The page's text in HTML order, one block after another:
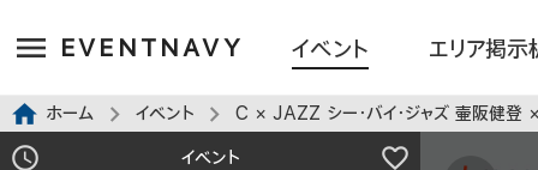
EVENTNAVY イベント エリア掲示
ホーム イベント
C × JAZZ シー・バイ・ジャズ 壷阪健登 × デ
イベント